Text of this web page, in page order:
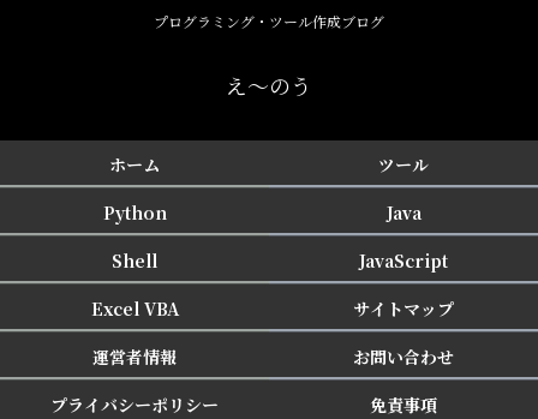
プログラミング・ツール作成ブログ
え〜のう
ホーム
ツール
Python
Java
Shell
JavaScript
Excel VBA
サイトマップ
運営者情報
お問い合わせ
プライバシーポリシー
免責事項